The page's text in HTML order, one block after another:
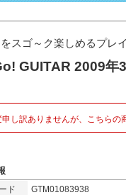
スゴ～ク楽しめるプレ
GUITAR 2009年
し訳ありませんが、こちらの
ド
GTM01083938